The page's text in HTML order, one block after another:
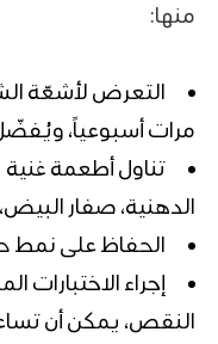
منها:
مرات أسبوعياً،
تناول أطعمة
الدهنية، صفار
الحفاظ على نمط
إجراء الاختبارات
النقص، يمكن أن